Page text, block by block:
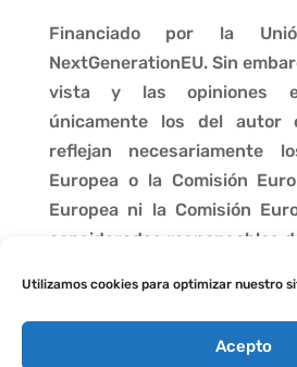
Utilizamos cookies para optimizar nuestro
Acepto
Financiado por la
NextGenerationEU. Sin
vista y las opiniones
únicamente los del
reflejan necesariamente
Europea o la Comisión
Europea ni la Comisión
consideradas responsables